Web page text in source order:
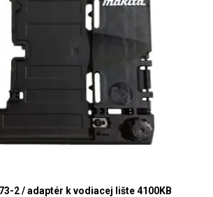
2 / adaptér k vodiacej lište 4100KB